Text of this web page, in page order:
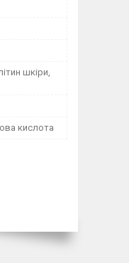
шкіри,
кислота